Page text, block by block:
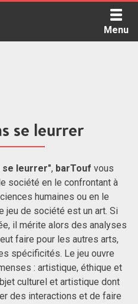
Menu
se leurrer
se leurrer", barTouf vous
société en le confrontant à
humaines ou en le
jeu de société est un art. Si
il mérite alors des analyses
faire pour les autres arts,
spécificités. Le jeu ouvre
: artistique, éthique et
culturel et artistique dont
des interactions et de faire